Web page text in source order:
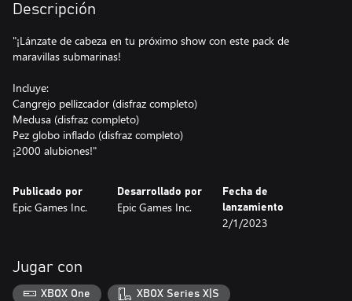
Descripción
"¡Lánzate de cabeza en tu próximo show con este pack de
maravillas submarinas!
Incluye:
Cangrejo pellizcador (disfraz completo)
Medusa (disfraz completo)
Pez globo inflado (disfraz completo)
¡2000 alubiones!"
Publicado por
Epic Games Inc.
Desarrollado por
Epic Games Inc.
Fecha de
lanzamiento
2/1/2023
Jugar con
XBOX One XBOX Series X|S